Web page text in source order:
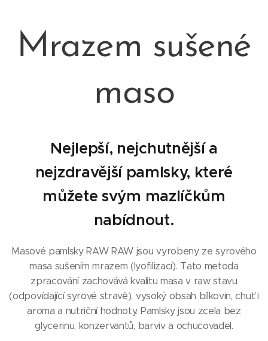
Mrazem sušené
maso
Nejlepší, nejchutnější a
nejzdravější pamlsky, které
můžete svým mazlíčkům
nabídnout.
Masové pamlsky RAW RAW jsou vyrobeny ze syrového
masa sušením mrazem (lyofilizací). Tato metoda
zpracování zachovává kvalitu masa v raw stavu
(odpovídající syrové stravě), vysoký obsah bílkovin, chuť i
aroma a nutriční hodnoty. Pamlsky jsou zcela bez
glycerinu, konzervantů, barviv a ochucovadel.